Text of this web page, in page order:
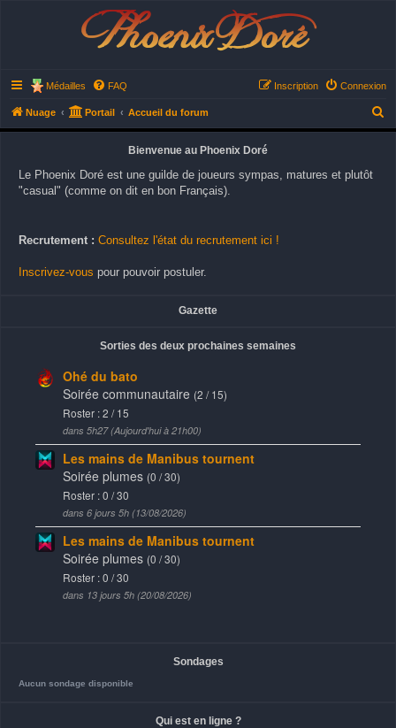
Phoenix Doré
Médailles FAQ Connexion
Inscription
Nuage Portail Accueil du forum
e
Bienvenue au Phoenix Doré
Le Phoenix Doré est une guilde de joueurs sympas, matures et plutôt
"casual" (comme on dit en bon Français).
Recrutement : Consultez l'état du recrutement ici !
Inscrivez-vous pour pouvoir postuler.
Gazette
Sorties des deux prochaines semaines
Sondages
Aucun sondage disponible
Qui est en ligne ?